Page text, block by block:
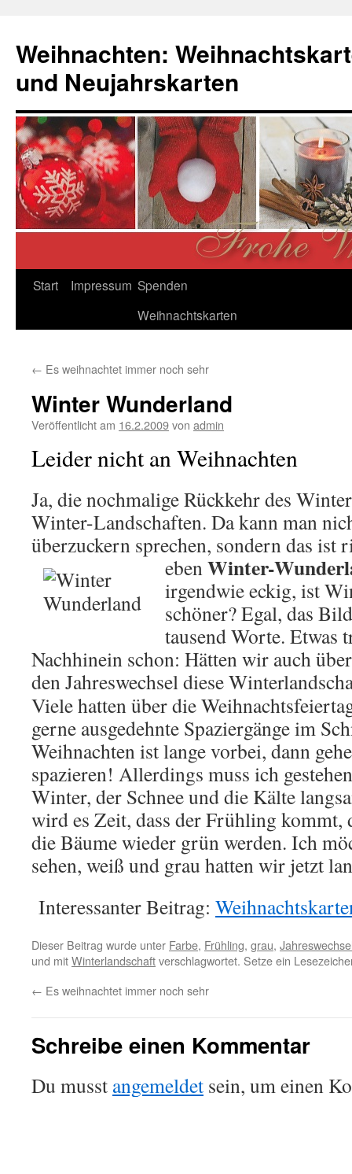
springen
Weihnachten:
und Neujahrskarten
Start Impressum Spenden
Weihnachtskarten
← Es weihnachtet immer noch sehr
Winter Wunderland
Veröffentlicht am 16.2.2009von admin
Leider nicht an Weihnachten
Ja, die nochmalige Rückkehr des
Winter-Landschaften. Da kann man
überzuckern sprechen, sondern das
ebenWinter-
irgendwie eckig, ist
schöner? Egal, das
tausend Worte. Etwas
Nachhinein schon: Hätten wir auch
den Jahreswechsel diese
Viele hatten über die
gerne ausgedehnte Spaziergänge im
Weihnachten ist lange vorbei, dann
spazieren! Allerdings muss ich
Winter, der Schnee und die Kälte
wird es Zeit, dass der Frühling kommt,
die Bäume wieder grün werden. Ich
sehen, weiß und grau hatten wir jetzt
Interessanter Beitrag:
Dieser Beitrag wurde unter Farbe, Frühling, grau,
und mitWinterlandschaftverschlagwortet. Setze ein
← Es weihnachtet immer noch sehr
Schreibe einen Kommentar
Du musst angemeldet sein, um einen